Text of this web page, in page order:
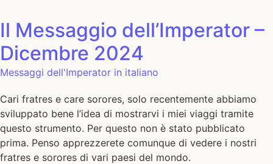
Il Messaggio dell’Imperator –
Dicembre 2024
Messaggi dell'Imperator in italiano
Cari fratres e care sorores, solo recentemente abbiamo
sviluppato bene l’idea di mostrarvi i miei viaggi tramite
questo strumento. Per questo non è stato pubblicato
prima. Penso apprezzerete comunque di vedere i nostri
fratres e sorores di vari paesi del mondo.